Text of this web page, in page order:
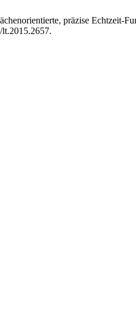
präzise Echtzeit-